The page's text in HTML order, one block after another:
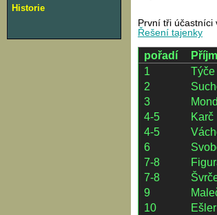
Historie
První tři účastníci
Řešení tajenky
pořadí
1
Týče
2
3
4-5
Karč
4-5
6
7-8
7-8
9
10
Ešler